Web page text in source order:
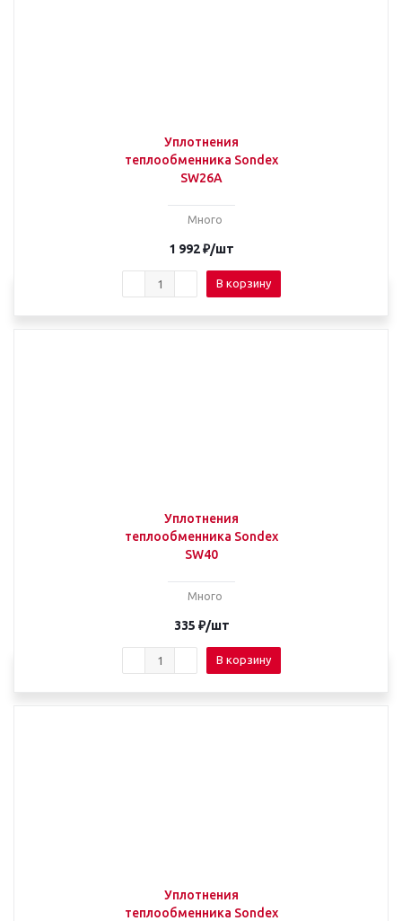
Уплотнения
теплообменника Sondex
SW26A
Много
1 992₽/шт
В корзину
Уплотнения
теплообменника Sondex
SW40
Много
335 ₽/шт
В корзину
Уплотнения
теплообменника Sondex